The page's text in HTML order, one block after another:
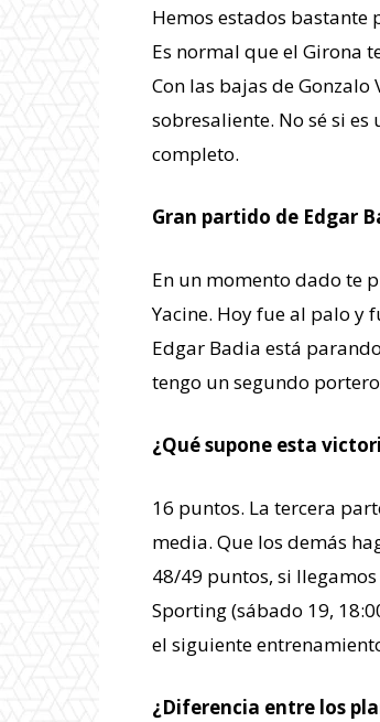
Hemos estados bastante
Es normal que el Girona
Con las bajas de
sobresaliente. No sé si
completo.
Gran partido de Edgar
En un momento dado te
Yacine. Hoy fue al palo y
Edgar Badia está
tengo un segundo
¿Qué supone esta
16 puntos. La tercera
media. Que los demás
48/49 puntos, si
Sporting (sábado 19,
el siguiente
¿Diferencia entre los